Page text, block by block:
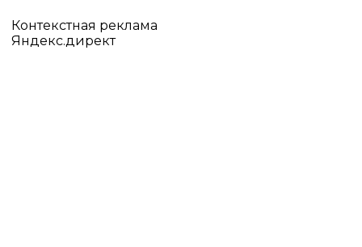
Контекстная реклама
Яндекс.директ